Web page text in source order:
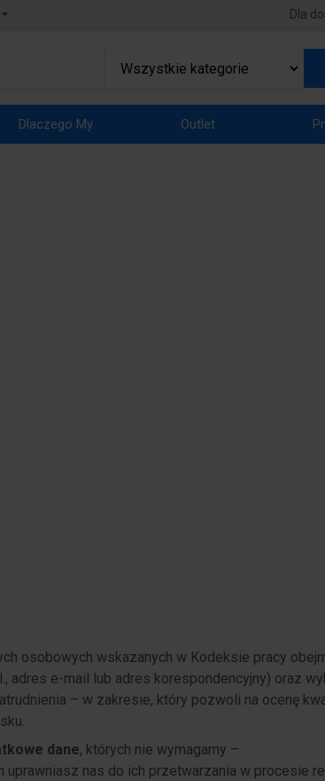
Dla
Dlaczego My Outlet
osobowych wskazanych w Kodeksie pracy
adres e-mail lub adres korespondencyjny) oraz
– w zakresie, który pozwoli na ocenę
dane, których nie wymagamy –
uprawniasz nas do ich przetwarzania w procesie